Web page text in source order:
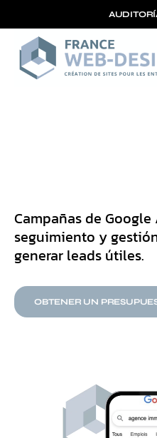
Campañas de
seguimiento y
generar leads útiles.
OBTENER UN